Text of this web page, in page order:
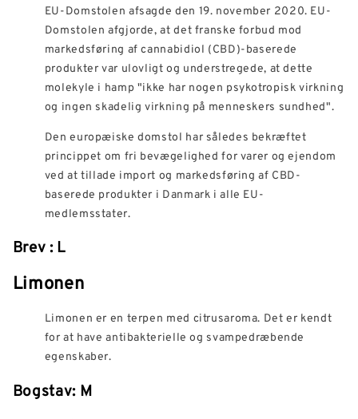
EU-Domstolen afsagde den 19. november 2020. EU-
Domstolen afgjorde, at det franske forbud mod
markedsføring af cannabidiol (CBD)-baserede
produkter var ulovligt og understregede, at dette
molekyle i hamp "ikke har nogen psykotropisk virkning
og ingen skadelig virkning på menneskers sundhed".
Den europæiske domstol har således bekræftet
princippet om fri bevægelighed for varer og ejendom
ved at tillade import og markedsføring af CBD-
baserede produkter i Danmark i alle EU-
medlemsstater.
Brev : L
Limonen
Limonen er en terpen med citrusaroma. Det er kendt
for at have antibakterielle og svampedræbende
egenskaber.
Bogstav: M